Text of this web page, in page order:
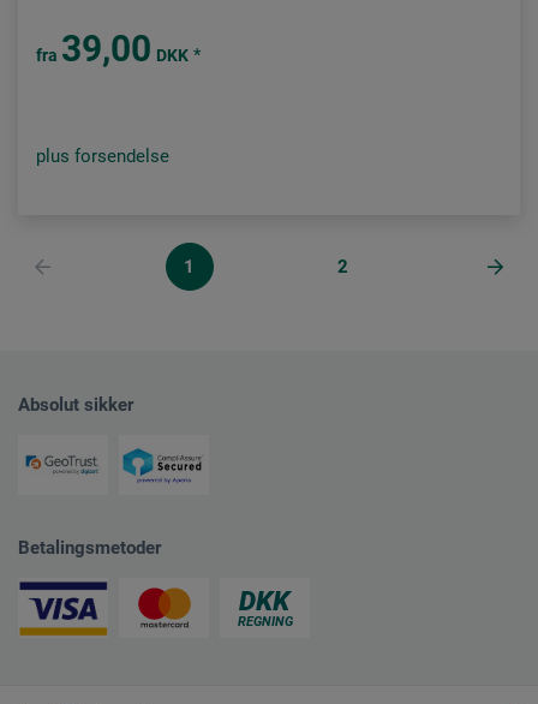
fra 39,00 DKK *
plus forsendelse
1 2
Absolut sikker
Betalingsmetoder